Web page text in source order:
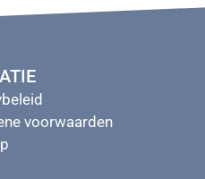
voorwaarden